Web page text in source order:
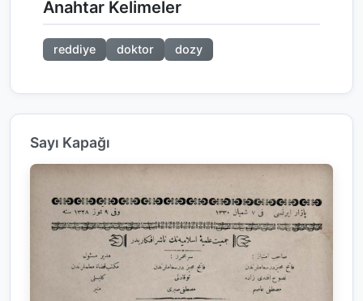
Anahtar Kelimeler
reddiye doktor dozy
Sayı Kapağı